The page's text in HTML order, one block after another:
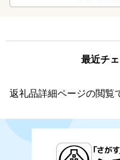
最近チ
返礼品詳細ページの閲覧